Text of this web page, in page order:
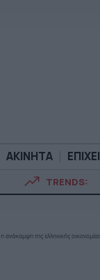
ΑΚΙΝΗΤΑ
TRENDS:
της ελληνικής οικονομίας